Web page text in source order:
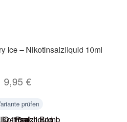
Ice – Nikotinsalzliquid 10ml
9,95 €
prüfen